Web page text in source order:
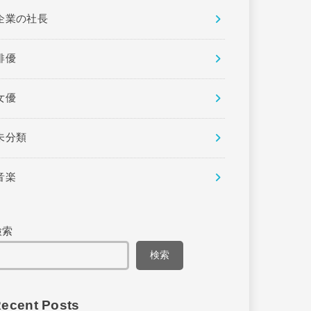
業の社長
優
優
分類
楽
索
検索
Posts